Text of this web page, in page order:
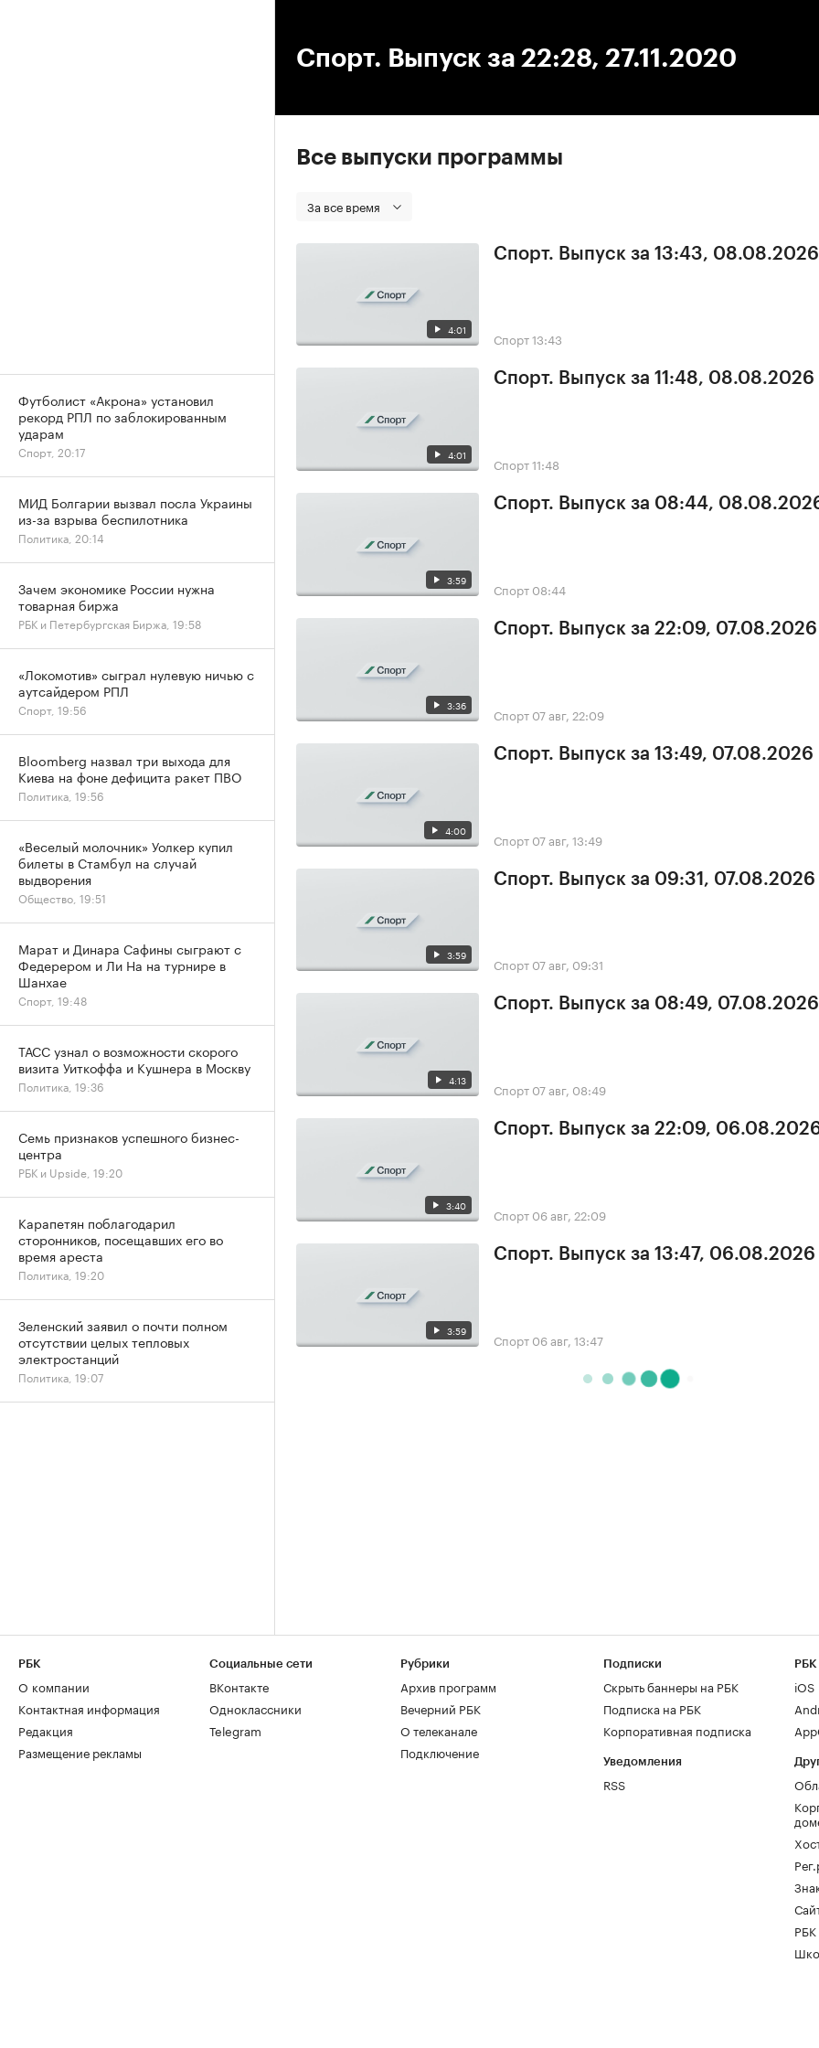
Спорт. Выпуск за 22:28, 27.11.2020
Все выпуски программы
За все время
4:01
Спорт. Выпуск за 13:43, 08.08.2026
Спорт13:43
4:01
Спорт. Выпуск за 11:48, 08.08.2026
Спорт11:48
3:59
Спорт. Выпуск за 08:44,
Спорт 08:44
3:36
Спорт. Выпуск за 22:09, 07.08.2026
Спорт 07 авг, 22:09
4:00
Спорт. Выпуск за 13:49, 07.08.2026
Спорт 07 авг, 13:49
3:59
Спорт. Выпуск за 09:31, 07.08.2026
Спорт 07 авг, 09:31
4:13
Спорт. Выпуск за 08:49, 07.08.2026
Спорт 07 авг, 08:49
3:40
Спорт. Выпуск за 22:09,
Спорт 06 авг, 22:09
3:59
Спорт. Выпуск за 13:47, 06.08.2026
Спорт 06 авг, 13:47
Футболист «Акрона» установил
рекорд РПЛ по заблокированным
ударам
Спорт, 20:17
МИД Болгарии вызвал посла Украины
из-за взрыва беспилотника
Политика, 20:14
Зачем экономике России нужна
товарная биржа
РБК и Петербургская Биржа, 19:58
«Локомотив» сыграл нулевую ничью с
аутсайдером РПЛ
Спорт, 19:56
Bloomberg назвал три выхода для
Киева на фоне дефицита ракет ПВО
Политика, 19:56
«Веселый молочник» Уолкер купил
билеты в Стамбул на случай
выдворения
Общество, 19:51
Марат и Динара Сафины сыграют с
Федерером и Ли На на турнире в
Шанхае
Спорт, 19:48
ТАСС узнал о возможности скорого
визита Уиткоффа и Кушнера в Москву
Политика, 19:36
Семь признаков успешного бизнес-
центра
РБК и Upside, 19:20
Карапетян поблагодарил
сторонников, посещавших его во
время ареста
Политика, 19:20
Зеленский заявил о почти полном
отсутствии целых тепловых
электростанций
Политика, 19:07
РБК
О компании
Контактная информация
Редакция
Размещение рекламы
Социальные сети
ВКонтакте
Одноклассники
Telegram
Рубрики
Архив программ
Вечерний РБК
О телеканале
Подключение
Подписки
Скрыть баннеры на РБК
Подписка на РБК
Корпоративная подписка
Уведомления
RSS
РБК
iOS